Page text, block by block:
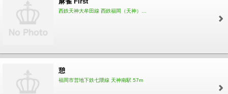
憩
福岡市営地下鉄七隈線 天神南駅 57m